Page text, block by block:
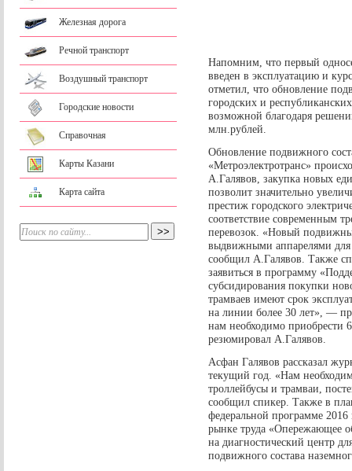
Железная дорога
Речной транспорт
Воздушный транспорт
Городские новости
Справочная
Карты Казани
Карта сайта
Напомним, что первый
введен в эксплуатацию и
отметил, что обновление
городских и
возможной благодаря
млн.рублей.
Обновление подвижного
«Метроэлектротранс»
А.Галявов, закупка новых
позволит значительно
престиж городского
соответствие современным
перевозок. «Новый
выдвижными аппарелями
сообщил А.Галявов. Также
заявиться в программу
субсидирования покупки
трамваев имеют срок
на линии более 30 лет», —
нам необходимо приобрести
резюмировал А.Галявов.
Асфан Галявов рассказал
текущий год. «Нам
троллейбусы и трамваи,
сообщил спикер. Также в
федеральной программе
рынке труда «Опережающее
на диагностический центр
подвижного состава